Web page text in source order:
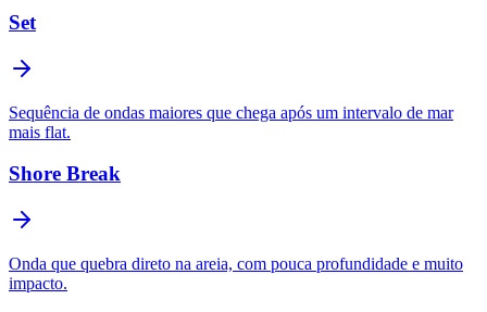
Set
Sequência de ondas maiores que chega após um intervalo de mar
mais flat.
Shore Break
Onda que quebra direto na areia, com pouca profundidade e muito
impacto.